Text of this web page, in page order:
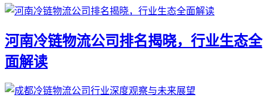
河南冷链物流公司排名揭晓，行业生态全
面解读